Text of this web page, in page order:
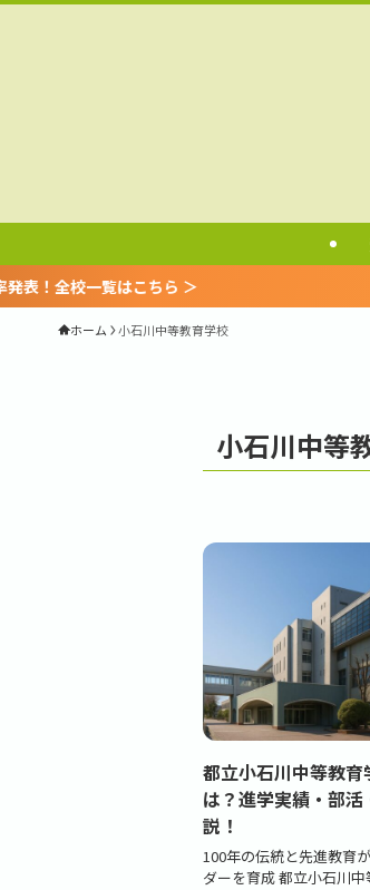
校一覧はこちら ＞
ホーム 小石川中等教育学校
小石川中等
都立小石川中等教
は？進学実績・部
説！
100年の伝統と先進教育
ダーを育成 都立小石川中